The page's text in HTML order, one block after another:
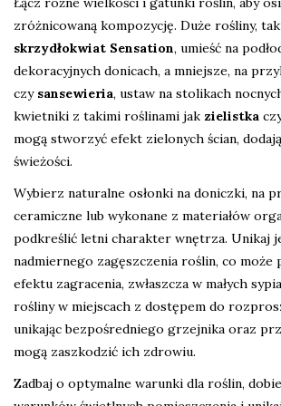
zróżnicowaną kompozycję. Duże rośliny,
skrzydłokwiat Sensation, umieść na
dekoracyjnych donicach, a mniejsze, na
czy sansewieria, ustaw na stolikach
kwietniki z takimi roślinami jak zielistka
mogą stworzyć efekt zielonych ścian,
świeżości.
Wybierz naturalne osłonki na doniczki, na
ceramiczne lub wykonane z materiałów
podkreślić letni charakter wnętrza. Unikaj
nadmiernego zagęszczenia roślin, co może
efektu zagracenia, zwłaszcza w małych
rośliny w miejscach z dostępem do
unikając bezpośredniego grzejnika oraz
mogą zaszkodzić ich zdrowiu.
Zadbaj o optymalne warunki dla roślin,